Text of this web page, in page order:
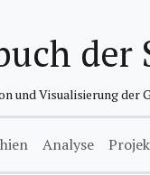
der
und Visualisierung der
Analyse